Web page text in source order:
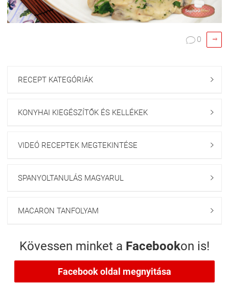
 0 
RECEPT KATEGÓRIÁK 
KONYHAI KIEGÉSZÍTŐK ÉS KELLÉKEK 
VIDEÓ RECEPTEK MEGTEKINTÉSE 
SPANYOLTANULÁS MAGYARUL 
MACARON TANFOLYAM 
Kövessen minket a Facebookon is!
Facebook oldal megnyitása